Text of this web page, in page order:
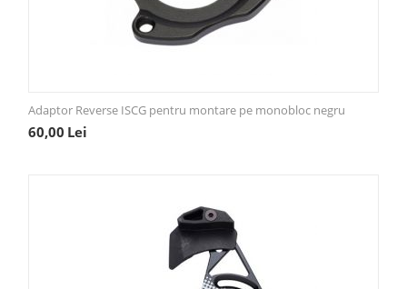
Adaptor Reverse ISCG pentru montare pe monobloc negru
60,00 Lei